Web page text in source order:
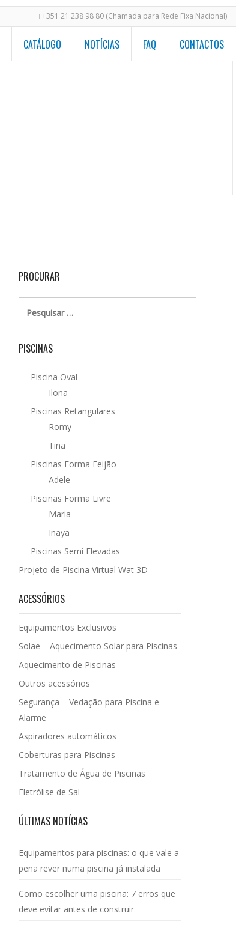
+351 21 238 98 80 (Chamada para Rede Fixa Nacional)
CATÁLOGO NOTÍCIAS FAQ CONTACTOS
PROCURAR
por:
PISCINAS
Piscina Oval
Ilona
Piscinas Retangulares
Romy
Tina
Piscinas Forma Feijão
Adele
Piscinas Forma Livre
Maria
Inaya
Piscinas Semi Elevadas
Projeto de Piscina Virtual Wat 3D
ACESSÓRIOS
Equipamentos Exclusivos
Solae – Aquecimento Solar para Piscinas
Aquecimento de Piscinas
Outros acessórios
Segurança – Vedação para Piscina e
Alarme
Aspiradores automáticos
Coberturas para Piscinas
Tratamento de Água de Piscinas
Eletrólise de Sal
ÚLTIMAS NOTÍCIAS
Equipamentos para piscinas: o que vale a
pena rever numa piscina já instalada
Como escolher uma piscina: 7 erros que
deve evitar antes de construir